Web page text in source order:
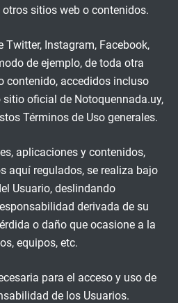
sitios web o contenidos.
Twitter, Instagram, Facebook,
de ejemplo, de toda otra
contenido, accedidos incluso
oficial de Notoquennada.uy,
Términos de Uso generales.
aplicaciones y contenidos,
aquí regulados, se realiza bajo
Usuario, deslindando
derivada de su
o daño que ocasione a la
equipos, etc.
para el acceso y uso de
de los Usuarios.